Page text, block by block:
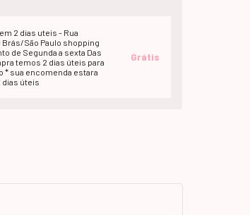
2 dias uteis - Rua
São Paulo shopping
de Segunda a sexta Das
temos 2 dias úteis para
* sua encomenda estara
dias úteis
Grátis